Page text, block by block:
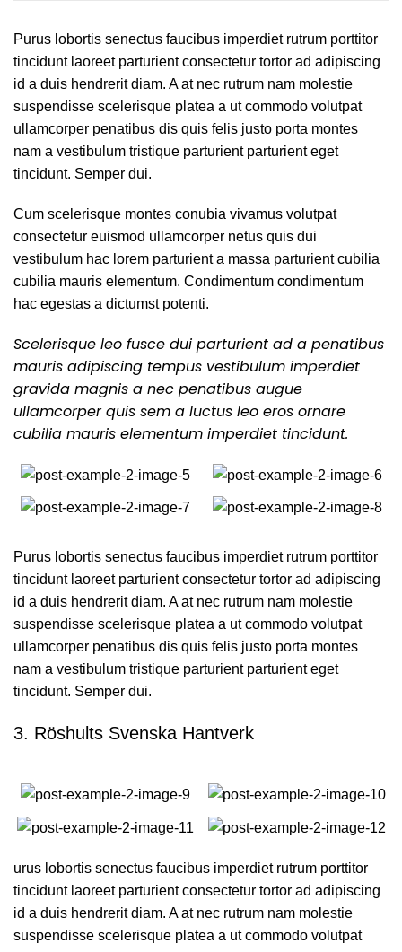
Purus lobortis senectus faucibus imperdiet rutrum porttitor
tincidunt laoreet parturient consectetur tortor ad adipiscing
id a duis hendrerit diam. A at nec rutrum nam molestie
suspendisse scelerisque platea a ut commodo volutpat
ullamcorper penatibus dis quis felis justo porta montes
nam a vestibulum tristique parturient parturient eget
tincidunt. Semper dui.
Cum scelerisque montes conubia vivamus volutpat
consectetur euismod ullamcorper netus quis dui
vestibulum hac lorem parturient a massa parturient cubilia
cubilia mauris elementum. Condimentum condimentum
hac egestas a dictumst potenti.
Scelerisque leo fusce dui parturient ad a penatibus
mauris adipiscing tempus vestibulum imperdiet
gravida magnis a nec penatibus augue
ullamcorper quis sem a luctus leo eros ornare
cubilia mauris elementum imperdiet tincidunt.
Purus lobortis senectus faucibus imperdiet rutrum porttitor
tincidunt laoreet parturient consectetur tortor ad adipiscing
id a duis hendrerit diam. A at nec rutrum nam molestie
suspendisse scelerisque platea a ut commodo volutpat
ullamcorper penatibus dis quis felis justo porta montes
nam a vestibulum tristique parturient parturient eget
tincidunt. Semper dui.
3. Röshults Svenska Hantverk
urus lobortis senectus faucibus imperdiet rutrum porttitor
tincidunt laoreet parturient consectetur tortor ad adipiscing
id a duis hendrerit diam. A at nec rutrum nam molestie
suspendisse scelerisque platea a ut commodo volutpat